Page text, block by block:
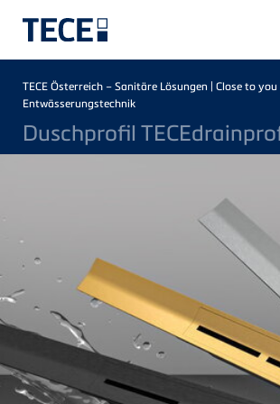
Direkt zum Inhalt
Breadcrumb
TECE Österreich – Sanitäre Lösungen | Close to you
Entwässerungstechnik
Duschprofil